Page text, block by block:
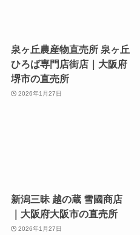
泉ヶ丘農産物直売所 泉ヶ丘
ひろば専門店街店｜大阪府
堺市の直売所
2026年1月27日
新潟三昧 越の蔵 雪國商店
｜大阪府大阪市の直売所
2026年1月27日